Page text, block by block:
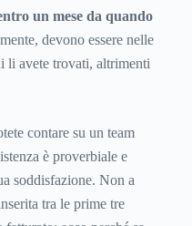
un mese da quando
devono essere nelle
li avete trovati, altrimenti
contare su un team
è proverbiale e
soddisfazione. Non a
tra le prime tre